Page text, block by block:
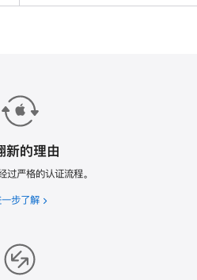
新的理由
过严格的认证流程。
一步了解 选